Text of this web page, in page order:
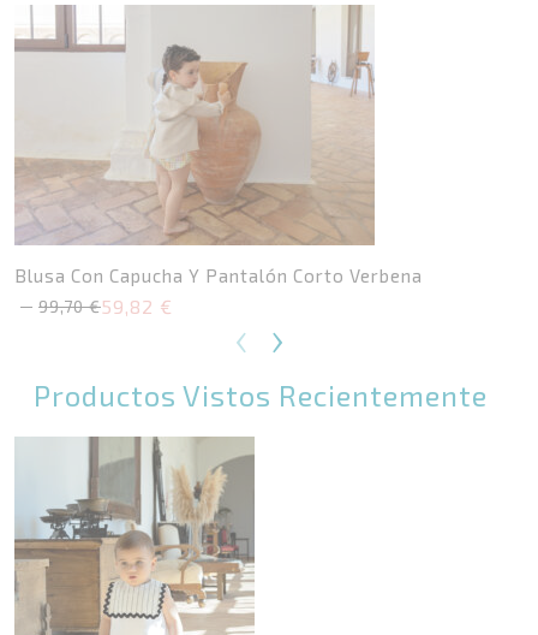
Blusa Con Capucha Y Pantalón Corto Verbena
99,70€
El
era:
99,70 €.
59,82 €
El
es:
59,82 €.
‹ ›
Productos Vistos Recientemente